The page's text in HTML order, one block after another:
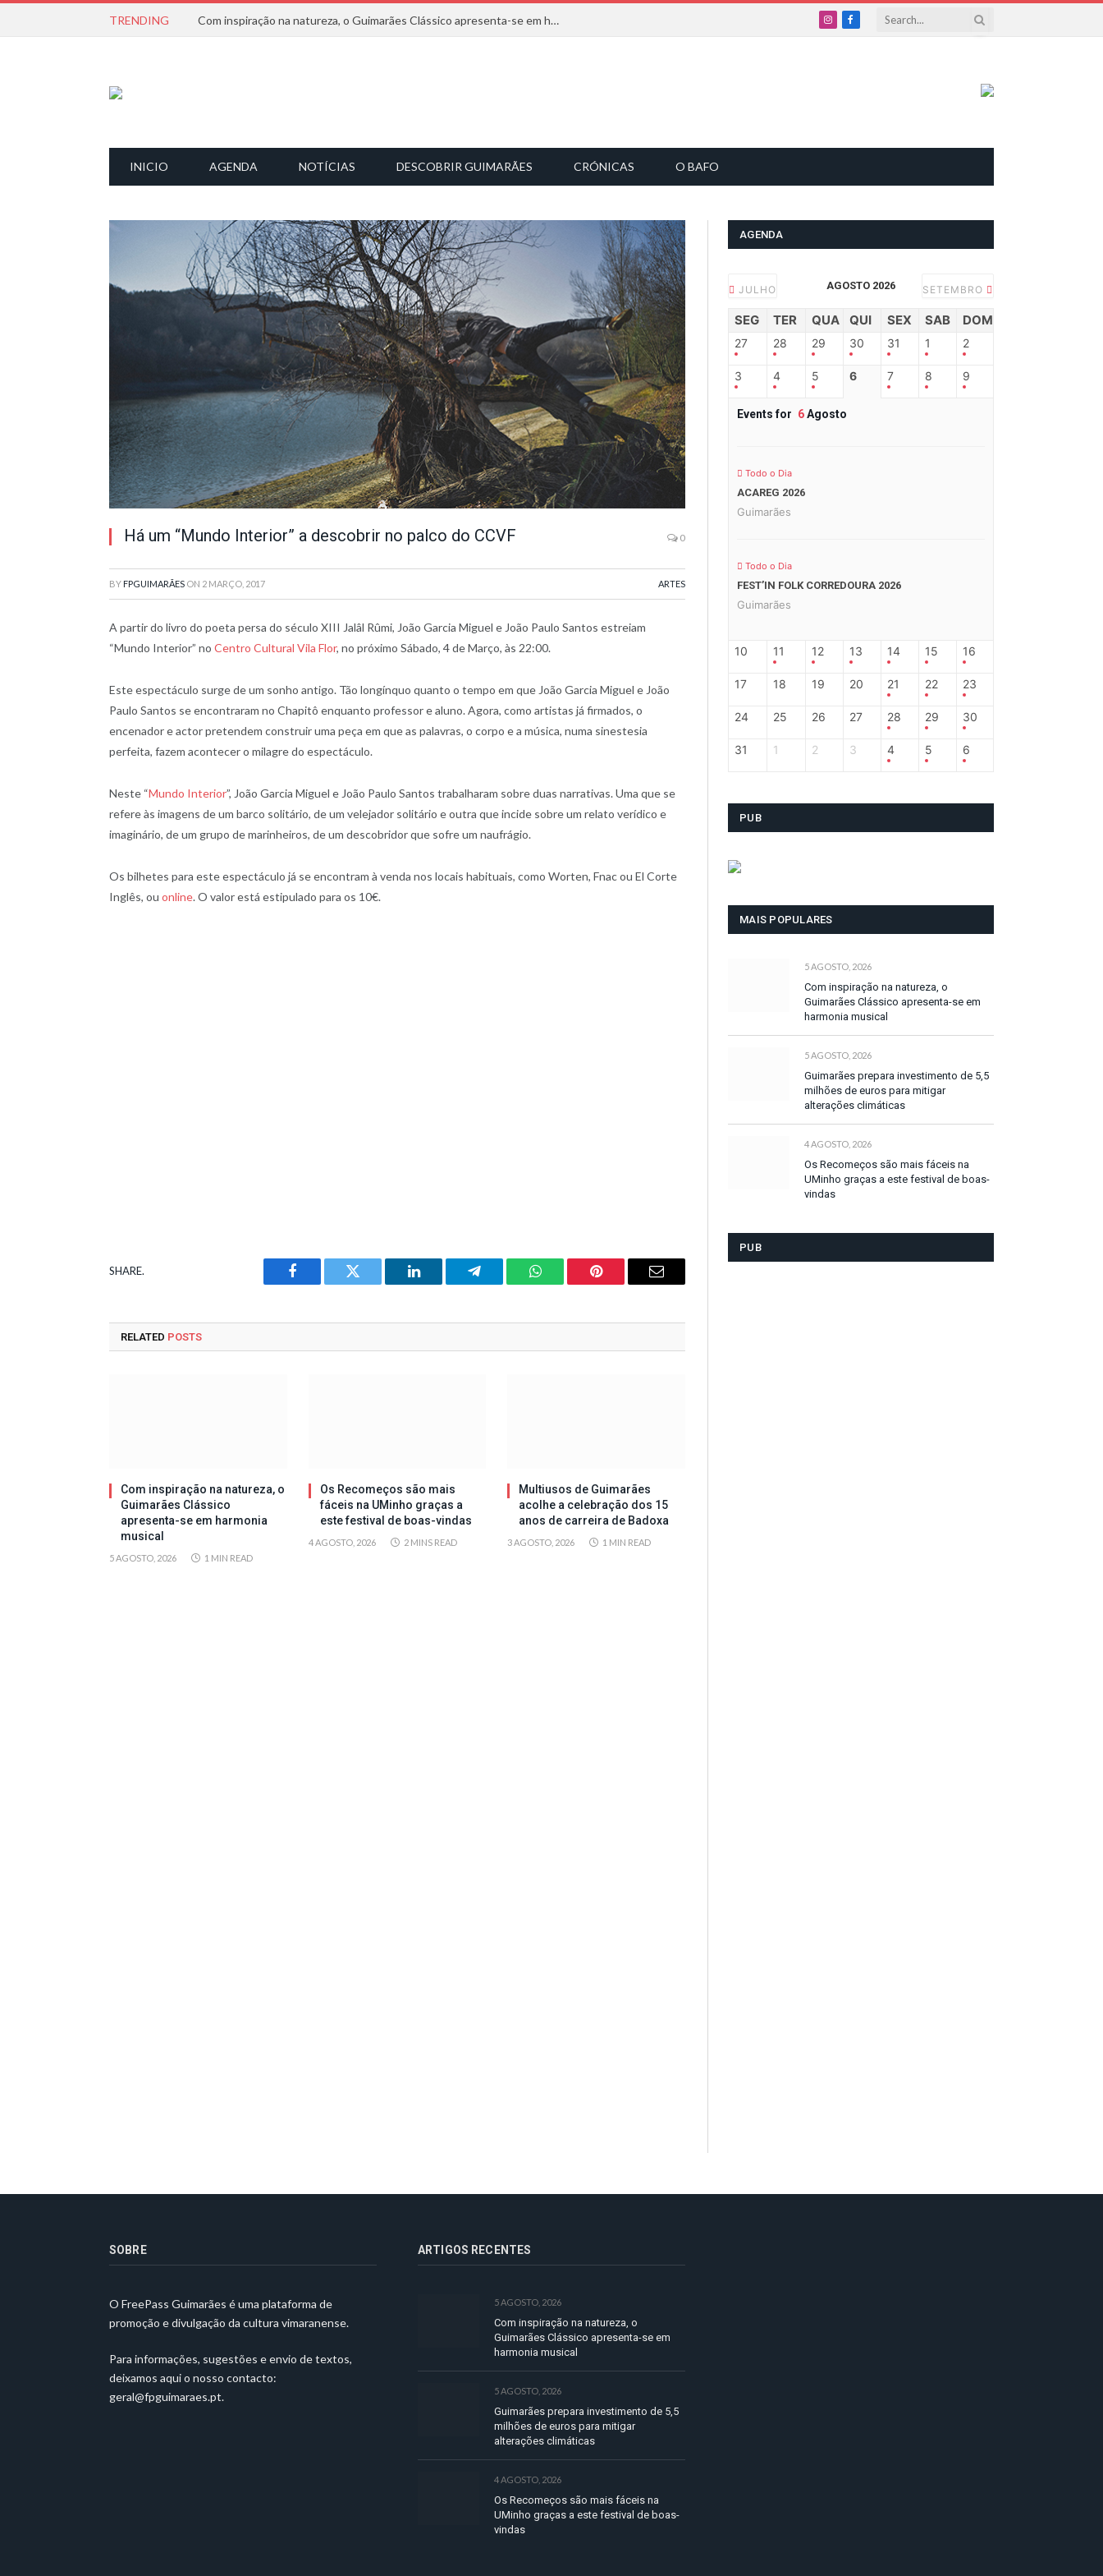
TRENDING Com inspiração na natureza, o Guimarães Clássico apresenta-se em harmonia musical
InstagramFacebook
INICIO AGENDA NOTÍCIAS DESCOBRIR GUIMARÃES CRÓNICAS O BAFO
Há um “Mundo Interior” a descobrir no palco do CCVF 0
BY FPGUIMARÃES ON 2 MARÇO, 2017 ARTES
A partir do livro do poeta persa do século XIII Jalâl Rûmi, João Garcia Miguel e João Paulo Santos estreiam
“Mundo Interior” no Centro Cultural Vila Flor, no próximo Sábado, 4 de Março, às 22:00.
Este espectáculo surge de um sonho antigo. Tão longínquo quanto o tempo em que João Garcia Miguel e João
Paulo Santos se encontraram no Chapitô enquanto professor e aluno. Agora, como artistas já firmados, o
encenador e actor pretendem construir uma peça em que as palavras, o corpo e a música, numa sinestesia
perfeita, fazem acontecer o milagre do espectáculo.
Neste “Mundo Interior”, João Garcia Miguel e João Paulo Santos trabalharam sobre duas narrativas. Uma que se
refere às imagens de um barco solitário, de um velejador solitário e outra que incide sobre um relato verídico e
imaginário, de um grupo de marinheiros, de um descobridor que sofre um naufrágio.
Os bilhetes para este espectáculo já se encontram à venda nos locais habituais, como Worten, Fnac ou El Corte
Inglês, ou online. O valor está estipulado para os 10€.
SHARE.
Facebook Twitter LinkedIn Telegram WhatsAppPinterest Email
RELATED POSTS
Com inspiração na natureza, o
Guimarães Clássico
apresenta-se em harmonia
musical
5 AGOSTO, 2026 1 MIN READ
Os Recomeços são mais
fáceis na UMinho graças a
este festival de boas-vindas
4 AGOSTO, 2026 2 MINS READ
Multiusos de Guimarães
acolhe a celebração dos 15
anos de carreira de Badoxa
3 AGOSTO, 2026 1 MIN READ
AGENDA
JULHO AGOSTO 2026 SETEMBRO
SEG TER QUA QUI SEX SAB DOM
27 28 29 30 31 1 2
3 4 5 6 7 8 9
Events for 6Agosto
Todo o Dia
ACAREG 2026
Guimarães
Todo o Dia
FEST’IN FOLK CORREDOURA 2026
Guimarães
10 11 12 13 14 15 16
17 18 19 20 21 22 23
24 25 26 27 28 29 30
31 1 2 3 4 5 6
PUB
MAIS POPULARES
5 AGOSTO, 2026
Com inspiração na natureza, o
Guimarães Clássico apresenta-se em
harmonia musical
5 AGOSTO, 2026
Guimarães prepara investimento de 5,5
milhões de euros para mitigar
alterações climáticas
4 AGOSTO, 2026
Os Recomeços são mais fáceis na
UMinho graças a este festival de boas-
vindas
PUB
SOBRE
O FreePass Guimarães é uma plataforma de
promoção e divulgação da cultura vimaranense.
Para informações, sugestões e envio de textos,
deixamos aqui o nosso contacto:
geral@fpguimaraes.pt.
ARTIGOS RECENTES
5 AGOSTO, 2026
Com inspiração na natureza, o
Guimarães Clássico apresenta-se em
harmonia musical
5 AGOSTO, 2026
Guimarães prepara investimento de 5,5
milhões de euros para mitigar
alterações climáticas
4 AGOSTO, 2026
Os Recomeços são mais fáceis na
UMinho graças a este festival de boas-
vindas